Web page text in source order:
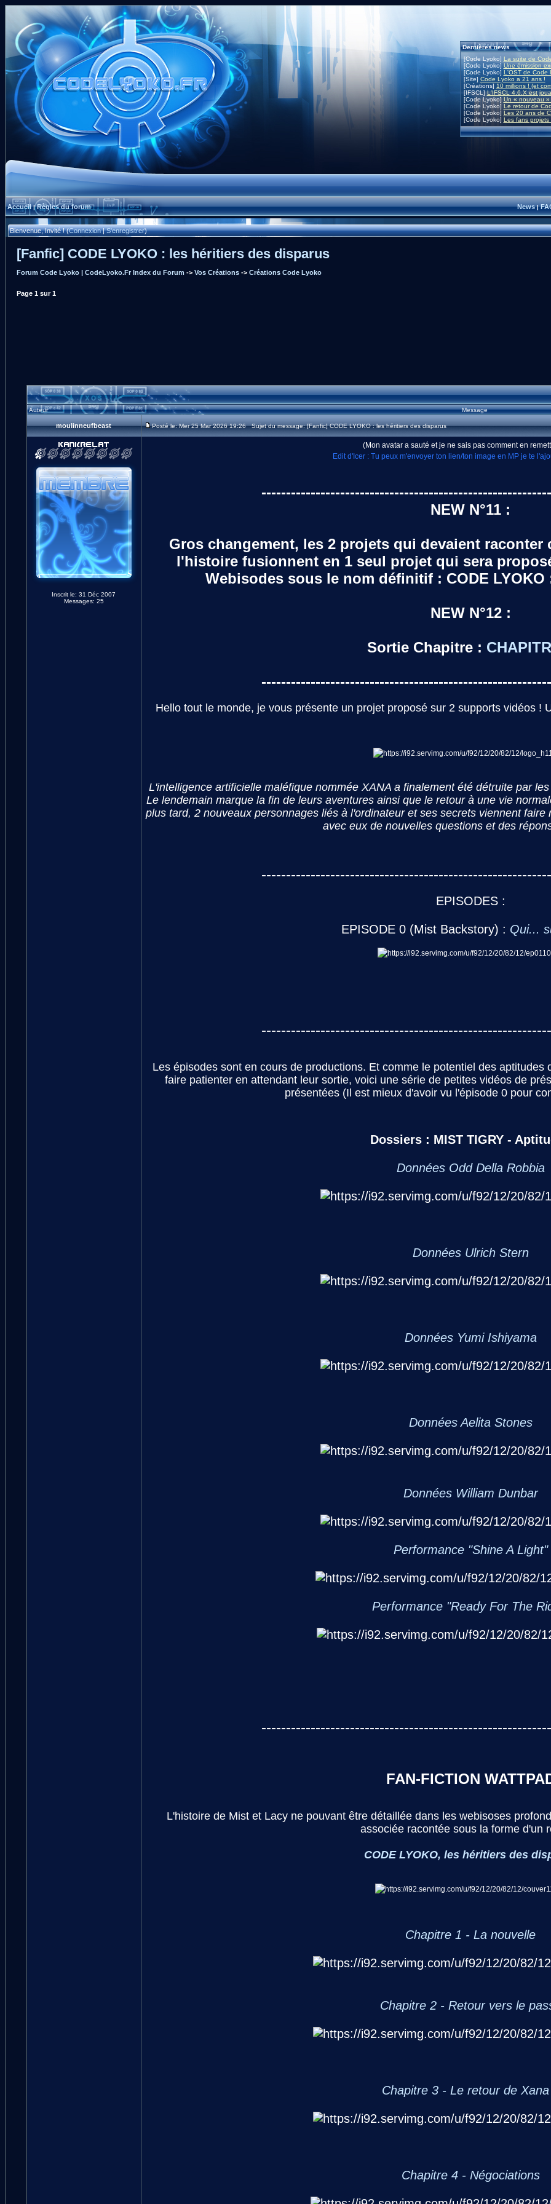
Dernières news
[Code Lyoko] La suite de
[Code Lyoko]Une émission
[Code Lyoko] L'OST de Code
[Site] Code Lyoko a 21 ans !
[Créations] 10 millions ! (et
[IFSCL]L'IFSCL 4.6.X est
[Code Lyoko] Un « nouveau
[Code Lyoko] Le retour de
[Code Lyoko] Les 20 ans de
[Code Lyoko] Les fans projets
Accueil|Règles du forum News|
Bienvenue, Invité ! (Connexion|S'enregistrer)
[Fanfic] CODE LYOKO : les héritiers des disparus
Forum Code Lyoko | CodeLyoko.Fr Index du Forum -> Vos Créations-> Créations Code Lyoko
Page 1sur1
Auteur Message
moulinneufbeast Posté le: Mer 25 Mar 2026 19:26 Sujet du message: [Fanfic] CODE LYOKO : les héritiers des disparus
Inscrit le: 31 Déc 2007
Messages: 25
(Mon avatar a sauté et je ne sais pas comment en
Edit d'Icer : Tu peux m'envoyer ton lien/ton image en MP je te
NEW N°11 :
Gros changement, les 2 projets qui devaient raconter
l'histoire fusionnent en 1 seul projet qui sera
Webisodes sous le nom définitif : CODE
NEW N°12 :
Sortie Chapitre :
Hello tout le monde, je vous présente un projet proposé sur 2 supports vidéos !
L'intelligence artificielle maléfique nommée XANA a finalement été détruite par
Le lendemain marque la fin de leurs aventures ainsi que le retour à une vie
plus tard, 2 nouveaux personnages liés à l'ordinateur et ses secrets viennent
avec eux de nouvelles questions et des
EPISODES :
EPISODE 0 (Mist Backstory) : Qui...
Les épisodes sont en cours de productions. Et comme le potentiel des
faire patienter en attendant leur sortie, voici une série de petites vidéos de
présentées (Il est mieux d'avoir vu l'épisode 0 pour
Dossiers : MIST TIGRY -
Données Odd Della Robbia
Données Ulrich Stern
Données Yumi Ishiyama
Données Aelita Stones
Données William Dunbar
Performance "Shine A Light"
Performance "Ready For The
FAN-FICTION
L'histoire de Mist et Lacy ne pouvant être détaillée dans les webisoses
associée racontée sous la forme d'un
CODE LYOKO, les héritiers des
Chapitre 1 - La nouvelle
Chapitre 2 - Retour vers le
Chapitre 3 - Le retour de
Chapitre 4 - Négociations